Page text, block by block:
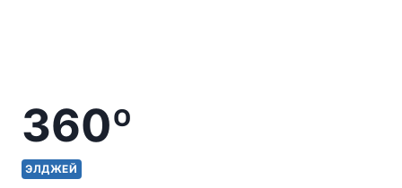
360º
ЭЛДЖЕЙ